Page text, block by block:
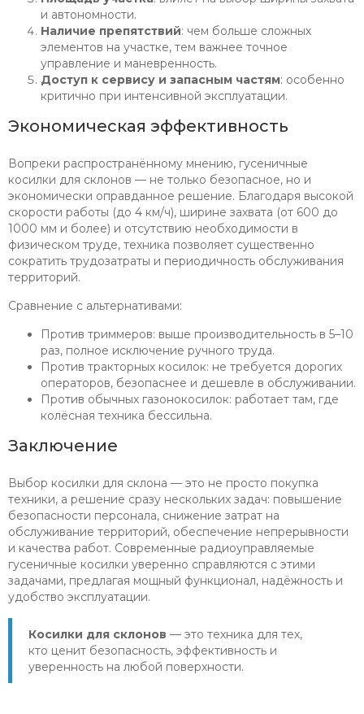
и автономности.
Наличие препятствий: чем больше сложных
элементов на участке, тем важнее точное
управление и маневренность.
Доступ к сервису и запасным частям: особенно
критично при интенсивной эксплуатации.
Экономическая эффективность
Вопреки распространённому мнению, гусеничные
косилки для склонов — не только безопасное, но и
экономически оправданное решение. Благодаря высокой
скорости работы (до 4 км/ч), ширине захвата (от 600 до
1000 мм и более) и отсутствию необходимости в
физическом труде, техника позволяет существенно
сократить трудозатраты и периодичность обслуживания
территорий.
Сравнение с альтернативами:
Против триммеров: выше производительность в 5–10
раз, полное исключение ручного труда.
Против тракторных косилок: не требуется дорогих
операторов, безопаснее и дешевле в обслуживании.
Против обычных газонокосилок: работает там, где
колёсная техника бессильна.
Заключение
Выбор косилки для склона — это не просто покупка
техники, а решение сразу нескольких задач: повышение
безопасности персонала, снижение затрат на
обслуживание территорий, обеспечение непрерывности
и качества работ. Современные радиоуправляемые
гусеничные косилки уверенно справляются с этими
задачами, предлагая мощный функционал, надёжность и
удобство эксплуатации.
Косилки для склонов — это техника для тех,
кто ценит безопасность, эффективность и
уверенность на любой поверхности.